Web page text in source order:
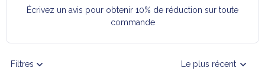
Écrivez un avis pour obtenir 10% de réduction sur toute
commande
Filtres Le plus récent